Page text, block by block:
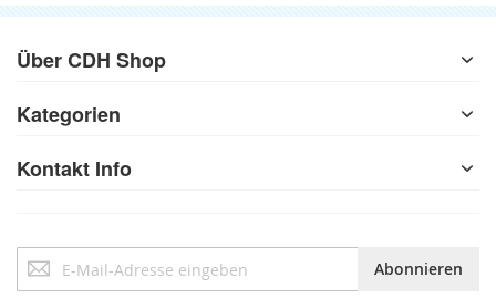
Über CDH Shop
Kategorien
Kontakt Info
zum
Abonnieren